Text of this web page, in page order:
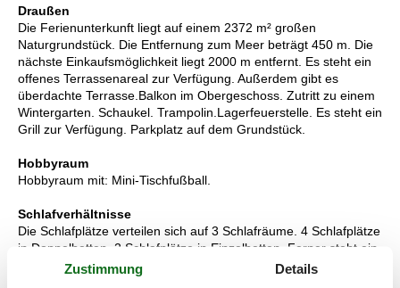
Draußen
Die Ferienunterkunft liegt auf einem 2372 m² großen
Naturgrundstück. Die Entfernung zum Meer beträgt 450 m. Die
nächste Einkaufsmöglichkeit liegt 2000 m entfernt. Es steht ein
offenes Terrassenareal zur Verfügung. Außerdem gibt es
überdachte Terrasse.Balkon im Obergeschoss. Zutritt zu einem
Wintergarten. Schaukel. Trampolin.Lagerfeuerstelle. Es steht ein
Grill zur Verfügung. Parkplatz auf dem Grundstück.
Hobbyraum
Hobbyraum mit: Mini-Tischfußball.
Schlafverhältnisse
Die Schlafplätze verteilen sich auf 3 Schlafräume. 4 Schlafplätze
in Doppelbetten. 2 Schlafplätze in Einzelbetten. Ferner steht ein
Kinderbett zur Verfügung.
Zustimmung Details